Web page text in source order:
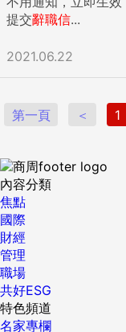
而且是「逐步進行」
的，最後自然而然就會知道了。 為何要
闆，「為老闆保留
提交辭職信...
2021.06.22
第一頁 ＜ 1
內容分類
焦點
國際
財經
管理
職場
共好ESG
特色頻道
名家專欄